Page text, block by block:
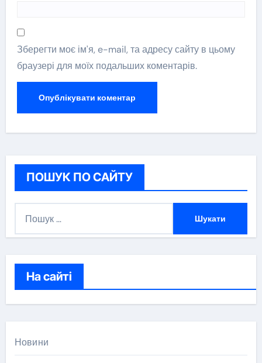
Зберегти моє ім'я, e-mail, та адресу сайту в цьому
браузері для моїх подальших коментарів.
ПОШУК ПО САЙТУ
:
На сайті
Новини